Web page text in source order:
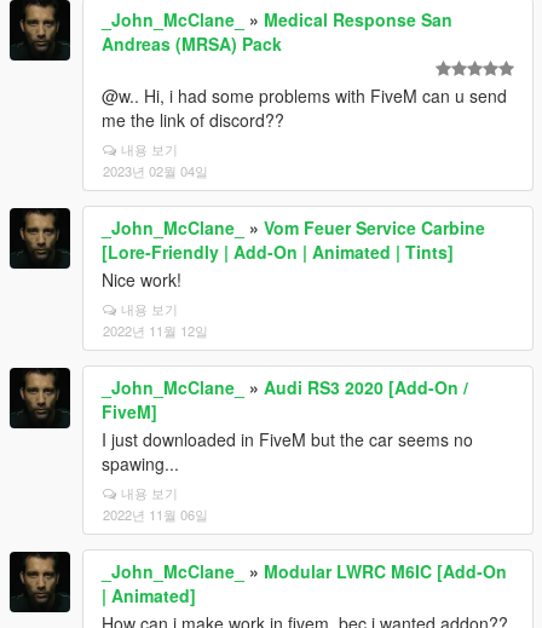
_John_McClane_ » Medical Response San
Andreas (MRSA) Pack
@w.. Hi, i had some problems with FiveM can u send
me the link of discord??
내용 보기
2023년 02월 04일
_John_McClane_ » Vom Feuer Service Carbine
[Lore-Friendly | Add-On | Animated | Tints]
Nice work!
내용 보기
2022년 11월 12일
_John_McClane_ » Audi RS3 2020 [Add-On /
FiveM]
I just downloaded in FiveM but the car seems no
spawing...
내용 보기
2022년 11월 06일
_John_McClane_ » Modular LWRC M6IC [Add-On
| Animated]
How can i make work in fivem, bec i wanted addon??